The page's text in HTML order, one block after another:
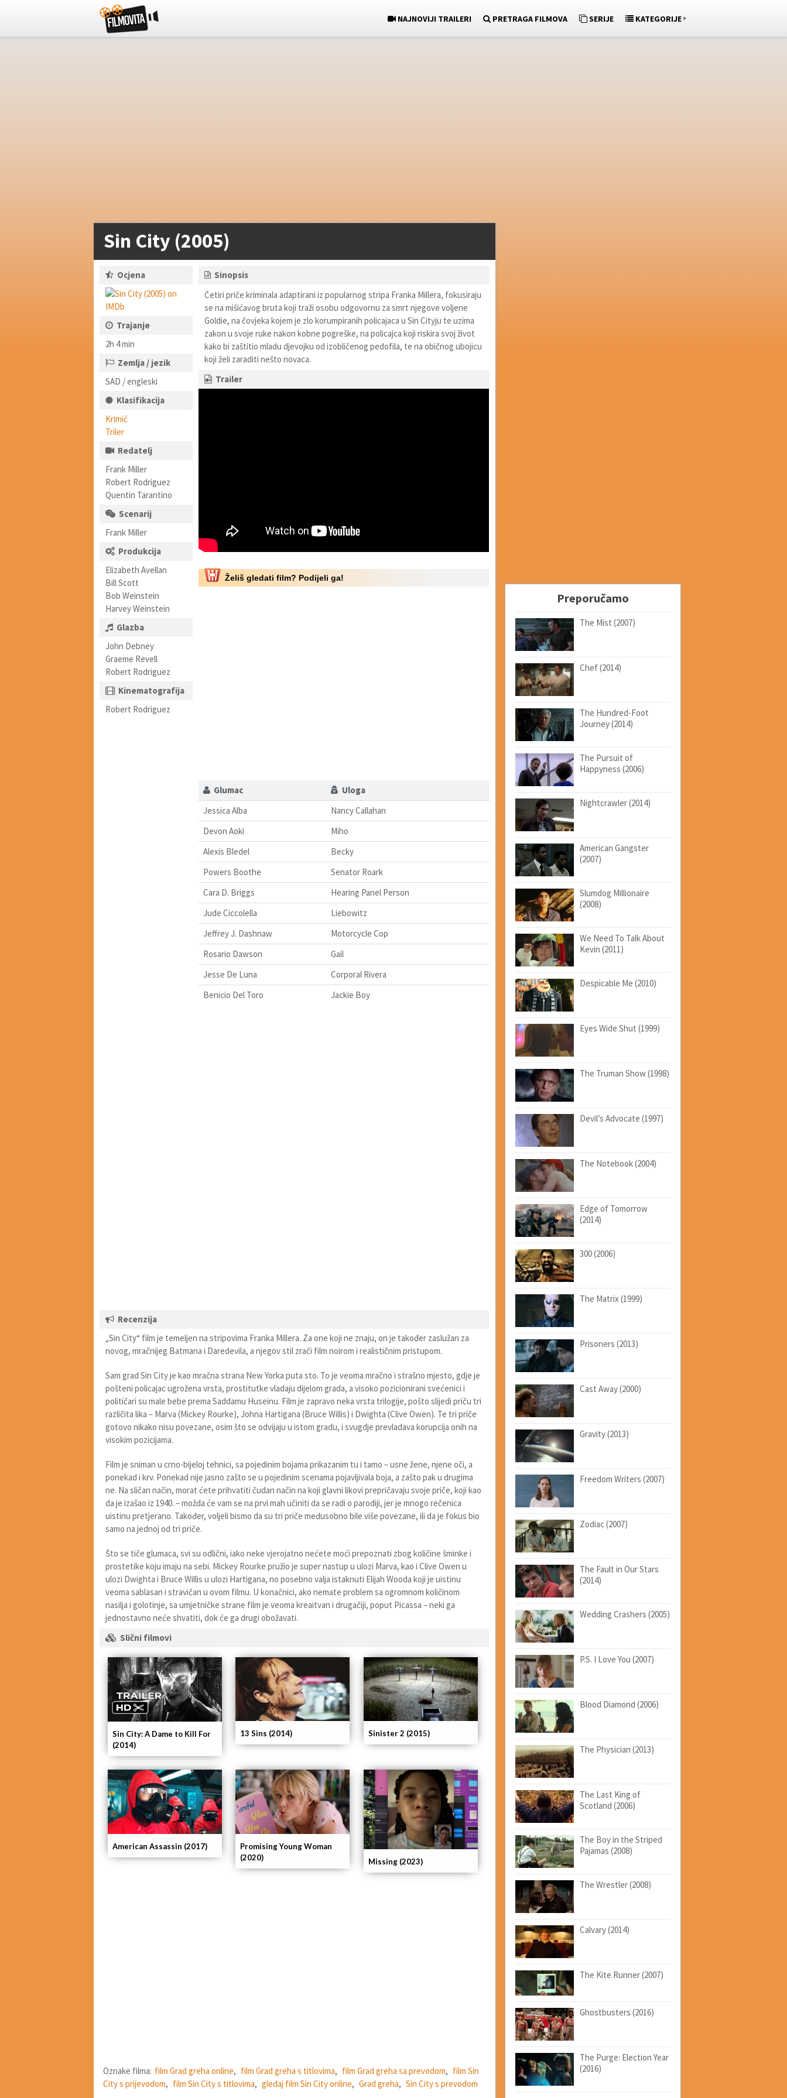
NAJNOVIJI TRAILERI PRETRAGA FILMOVA SERIJE KATEGORIJE»
Sin City (2005)
Ocjena
Trajanje
2h 4 min
Zemlja / jezik
SAD / engleski
Klasifikacija
Krimić
Triler
Redatelj
Frank Miller
Robert Rodriguez
Quentin Tarantino
Scenarij
Frank Miller
Produkcija
Elizabeth Avellan
Bill Scott
Bob Weinstein
Harvey Weinstein
Glazba
John Debney
Graeme Revell
Robert Rodriguez
Kinematografija
Robert Rodriguez
Sinopsis
Četiri priče kriminala adaptirani iz popularnog stripa Franka Millera, fokusiraju
se na mišićavog bruta koji traži osobu odgovornu za smrt njegove voljene
Goldie, na čovjeka kojem je zlo korumpiranih policajaca u Sin Cityju te uzima
zakon u svoje ruke nakon kobne pogreške, na policajca koji riskira svoj život
kako bi zaštitio mladu djevojku od izobličenog pedofila, te na običnog ubojicu
koji želi zaraditi nešto novaca.
Trailer
Želiš gledati film? Podijeli ga!
Glumac
Uloga
Jessica Alba
Nancy Callahan
Devon Aoki
Miho
Alexis Bledel
Becky
Powers Boothe
Senator Roark
Cara D. Briggs
Hearing Panel Person
Jude Ciccolella
Liebowitz
Jeffrey J. Dashnaw
Motorcycle Cop
Rosario Dawson
Gail
Jesse De Luna
Corporal Rivera
Benicio Del Toro
Jackie Boy
Recenzija
„Sin City“ film je temeljen na stripovima Franka Millera. Za one koji ne znaju, on je također zaslužan za
novog, mračnijeg Batmana i Daredevila, a njegov stil zrači film noirom i realističnim pristupom.
Sam grad Sin City je kao mračna strana New Yorka puta sto. To je veoma mračno i strašno mjesto, gdje je
pošteni policajac ugrožena vrsta, prostitutke vladaju dijelom grada, a visoko pozicionirani svećenici i
političari su male bebe prema Saddamu Huseinu. Film je zapravo neka vrsta trilogije, pošto slijedi priču tri
različita lika – Marva (Mickey Rourke), Johna Hartigana (Bruce Willis) i Dwighta (Clive Owen). Te tri priče
gotovo nikako nisu povezane, osim što se odvijaju u istom gradu, i svugdje prevladava korupcija onih na
visokim pozicijama.
Film je sniman u crno-bijeloj tehnici, sa pojedinim bojama prikazanim tu i tamo – usne žene, njene oči, a
ponekad i krv. Ponekad nije jasno zašto se u pojedinim scenama pojavljivala boja, a zašto pak u drugima
ne. Na sličan način, morat ćete prihvatiti čudan način na koji glavni likovi prepričavaju svoje priče, koji kao
da je izašao iz 1940. – možda će vam se na prvi mah učiniti da se radi o parodiji, jer je mnogo rečenica
uistinu pretjerano. Također, voljeli bismo da su tri priče međusobno bile više povezane, ili da je fokus bio
samo na jednoj od tri priče.
Što se tiče glumaca, svi su odlični, iako neke vjerojatno nećete moći prepoznati zbog količine šminke i
prostetike koju imaju na sebi. Mickey Rourke pružio je super nastup u ulozi Marva, kao i Clive Owen u
ulozi Dwighta i Bruce Willis u ulozi Hartigana, no posebno valja istaknuti Elijah Wooda koji je uistinu
veoma sablasan i stravičan u ovom filmu. U konačnici, ako nemate problem sa ogromnom količinom
nasilja i golotinje, sa umjetničke strane film je veoma kreaitvan i drugačiji, poput Picassa – neki ga
jednostavno neće shvatiti, dok će ga drugi obožavati.
Slični filmovi
Missing (2023)
Promising Young Woman
(2020)
American Assassin (2017)
Sinister 2 (2015)
13 Sins (2014)
Sin City: A Dame to Kill For
(2014)
Oznake filma: film Grad greha online, film Grad greha s titlovima, film Grad greha sa prevodom, film Sin
City s prijevodom, film Sin City s titlovima, gledaj film Sin City online, Grad greha, Sin City s prevodom
Preporučamo
The Mist (2007)
Chef (2014)
The Hundred-Foot
Journey (2014)
The Pursuit of
Happyness (2006)
Nightcrawler (2014)
American Gangster
(2007)
Slumdog Millionaire
(2008)
We Need To Talk About
Kevin (2011)
Despicable Me (2010)
Eyes Wide Shut (1999)
The Truman Show (1998)
Devil’s Advocate (1997)
The Notebook (2004)
Edge of Tomorrow
(2014)
300 (2006)
The Matrix (1999)
Prisoners (2013)
Cast Away (2000)
Gravity (2013)
Freedom Writers (2007)
Zodiac (2007)
The Fault in Our Stars
(2014)
Wedding Crashers (2005)
P.S. I Love You (2007)
Blood Diamond (2006)
The Physician (2013)
The Last King of
Scotland (2006)
The Boy in the Striped
Pajamas (2008)
The Wrestler (2008)
Calvary (2014)
The Kite Runner (2007)
Ghostbusters (2016)
The Purge: Election Year
(2016)